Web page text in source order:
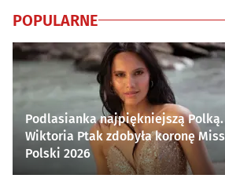
POPULARNE
Podlasianka najpiękniejszą Polką.
Wiktoria Ptak zdobyła koronę Miss
Polski 2026